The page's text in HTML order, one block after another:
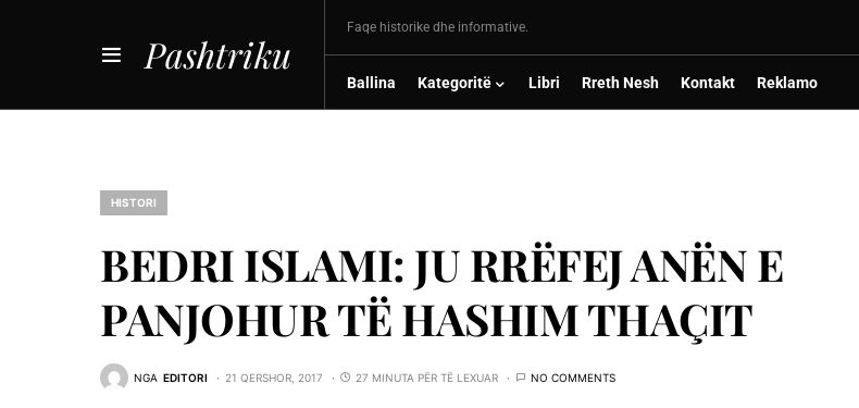
Pashtriku
Faqe historike dhe informative.
Ballina Kategoritë Libri Rreth Nesh Kontakt Reklamo
HISTORI
BEDRI ISLAMI: JU RRËFEJ ANËN E
PANJOHUR TË HASHIM THAÇIT
NGA EDITORI 21 QERSHOR, 2017 27 MINUTA PËR TË LEXUAR NO COMMENTS